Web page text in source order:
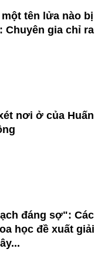
tên lửa nào bị
Chuyên gia chỉ ra
nơi ở của Huấn
đáng sợ": Các
học đề xuất giải